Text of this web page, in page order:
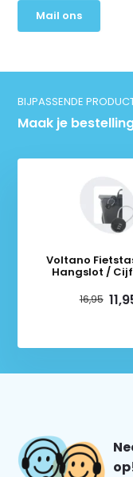
Mail ons
BIJPASSENDE
Maak je
Voltano
Hangslot /
16,95